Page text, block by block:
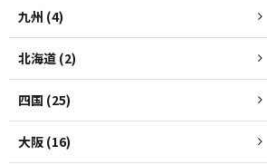
九州 (4)
北海道 (2)
四国 (25)
大阪 (16)